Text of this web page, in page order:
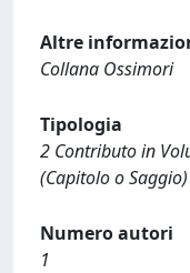
Altre
Collana Ossimori
Tipologia
2 Contributo in
(Capitolo o Saggio)
Numero autori
1